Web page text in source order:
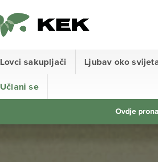
Lovci sakupljači Ljubav oko
Učlani se
Ovdje